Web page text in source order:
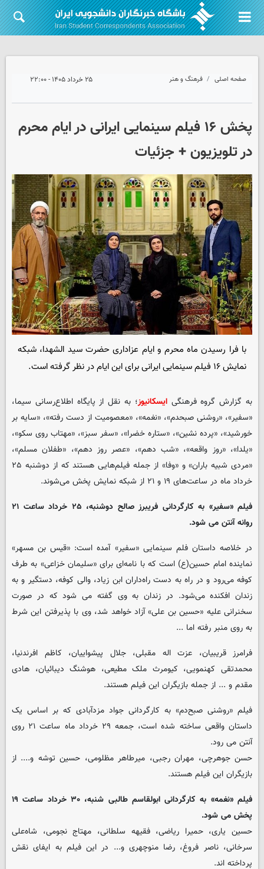
صفحه اصلی فرهنگ و هنر ۲۵ خرداد ۱۴۰۵ - ۲۲:۰۰
پخش ۱۶ فیلم سینمایی ایرانی در ایام محرم
در تلویزیون + جزئیات
با فرا رسیدن ماه محرم و ایام عزاداری حضرت سید الشهدا، شبکه
نمایش ۱۶ فیلم سینمایی ایرانی برای این ایام در نظر گرفته است.
به گزارش گروه فرهنگیایسکانیوز؛ به نقل از پایگاه اطلاع‌رسانی سیما،
«سفیر»، «روشنی صبحدم»، «نغمه»، «معصومیت از دست رفته»، «سایه بر
خورشید»، «پرده نشین»، «ستاره خضرا»، «سفر سبز»، «مهتاب روی سکو»،
«یلدا»، «روز واقعه»، «شب دهم»، «عصر روز دهم»، «طفلان مسلم»،
«مردی شبیه باران» و «وفا» از جمله فیلم‌هایی هستند که از دوشنبه ۲۵
خرداد ماه در ساعت‌های ۱۹ و ۲۱ از شبکه نمایش پخش می‌شوند.
فیلم «سفیر» به کارگردانی فریبرز صالح دوشنبه، ۲۵ خرداد ساعت ۲۱
روانه آنتن می شود.
در خلاصه داستان فلم سینمایی «سفیر» آمده است: «قیس بن مسهر»
نماینده‌ امام حسین(ع) است که با نامه‌ای برای «سلیمان خزاعی» به طرف
کوفه می‌رود و در راه به دست راه‌داران ابن زیاد، والی کوفه، دستگیر و به
زندان افکنده می‌شود. در زندان به وی گفته می شود که در صورت
سخنرانی علیه «حسین بن علی» آزاد خواهد شد، وی با پذیرفتن این شرط
به روی منبر رفته اما ...
فرامرز قریبیان، عزت اله مقبلی، جلال پیشواییان، کاظم افرندنیا،
محمدتقی کهنمویی، کیومرث ملک مطیعی، هوشنگ دیبائیان، هادی
مقدم و ... از جمله بازیگران این فیلم هستند.
فیلم «روشنی صبح‌دم» به کارگردانی جواد مزدآبادی که بر اساس یک
داستان واقعی ساخته شده است، ‌جمعه ۲۹ خرداد ماه ساعت ۲۱ روی
آنتن می رود.
حسن جوهرچی، مهران رجبی، میرطاهر مظلومی، حسین توشه و.... از
بازیگران این فیلم هستند.
فیلم «نغمه» به کارگردانی ابولقاسم طالبی شنبه، ۳۰ خرداد ساعت ۱۹
پخش می شود.
حسین یاری، حمیرا ریاضی، فقیهه سلطانی، مهتاج نجومی، شاه‌علی
سرخانی، ناصر فروغ، رضا منوچهری و... در این فیلم به ایفای نقش
پرداخته اند.